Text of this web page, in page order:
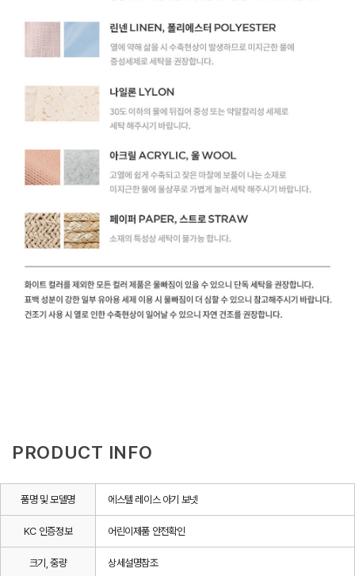
PRODUCT INFO
품명 및 모델명 에스텔 레이스 아기 보넷
KC 인증정보 어린이제품 안전확인
크기, 중량 상세설명참조